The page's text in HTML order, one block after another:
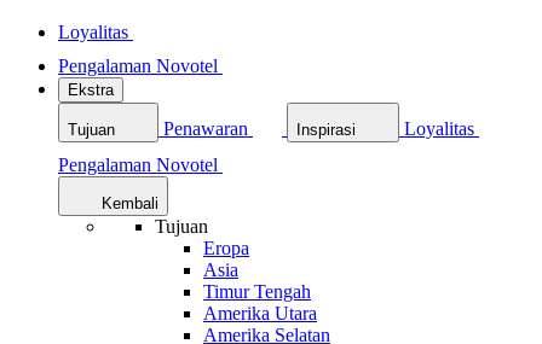
Loyalitas
Pengalaman Novotel
Ekstra
Tujuan Penawaran Inspirasi
Loyalitas
Pengalaman Novotel
Kembali
Tujuan
Eropa
Asia
Timur Tengah
Amerika Utara
Amerika Selatan